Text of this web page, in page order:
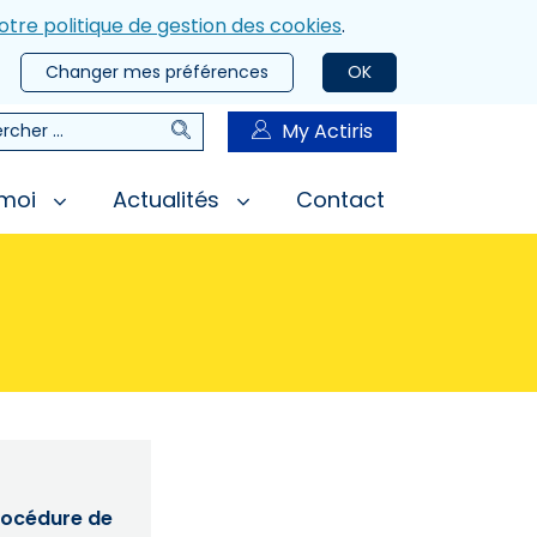
politique de gestion des cookies.
OK
Changer mes préférences
RechercherMy Actiris
Actualités Contact
de